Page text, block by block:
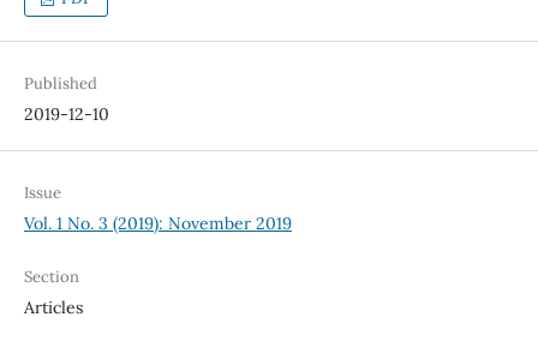
Published
2019-12-10
Issue
Vol. 1 No. 3 (2019): November 2019
Section
Articles